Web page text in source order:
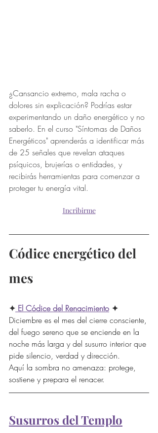
¿Cansancio extremo, mala racha o
dolores sin explicación? Podrías estar
experimentando un daño energético y no
saberlo. En el curso "Síntomas de Daños
Energéticos" aprenderás a identificar más
de 25 señales que revelan ataques
psíquicos, brujerías o entidades, y
recibirás herramientas para comenzar a
proteger tu energía vital.
Incribirme
Códice energético del
mes
✦ El Códice del Renacimiento ✦
Diciembre es el mes del cierre consciente,
del fuego sereno que se enciende en la
noche más larga y del susurro interior que
pide silencio, verdad y dirección.
Aquí la sombra no amenaza: protege,
sostiene y prepara el renacer.
Susurros del Templo